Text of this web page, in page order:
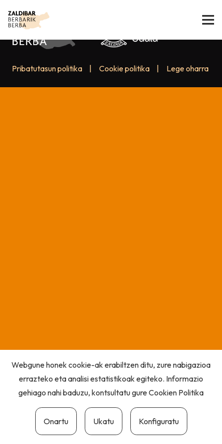
Pribatutasun politika Cookie politika Lege oharra
Webgune honek cookie-ak erabiltzen ditu, zure nabigazioa
errazteko eta analisi estatistikoak egiteko. Informazio
gehiago nahi baduzu, kontsultatu gureCookien Politika
Onartu Ukatu Konfiguratu